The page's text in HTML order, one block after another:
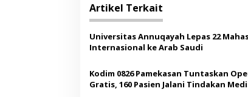
g
a
s
i
p
Artikel Terkait
Universitas Annuqayah Lepas 22
Internasional ke Arab Saudi
Kodim 0826 Pamekasan Tuntaskan
Gratis, 160 Pasien Jalani Tindakan